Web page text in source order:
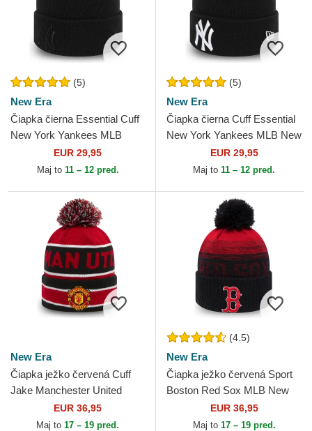
(5)
New Era
Čiapka čierna Essential Cuff
New York Yankees MLB
EUR 29,95
Maj to 11 – 12 pred.
(5)
New Era
Čiapka čierna Cuff Essential
New York Yankees MLB New
EUR 29,95
Maj to 11 – 12 pred.
New Era
Čiapka ježko červená Cuff
Jake Manchester United
Football Club Premier League
New Era
EUR 36,95
Maj to 17 – 19 pred.
(4.5)
New Era
Čiapka ježko červená Sport
Boston Red Sox MLB New
EUR 36,95
Maj to 17 – 19 pred.